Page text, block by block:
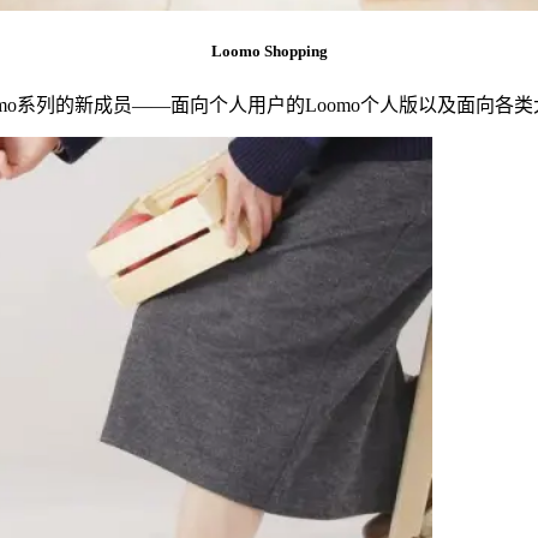
Loomo Shopping
系列的新成员——面向个人用户的Loomo个人版以及面向各